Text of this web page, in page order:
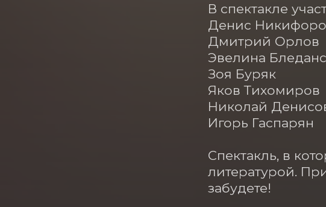
В спектакле
Денис
Дмитрий Орлов
Эвелина Бледанс
Зоя Буряк
Яков Тихомиров
Николай
Игорь Гаспарян
Спектакль, в
литературой.
забудете!